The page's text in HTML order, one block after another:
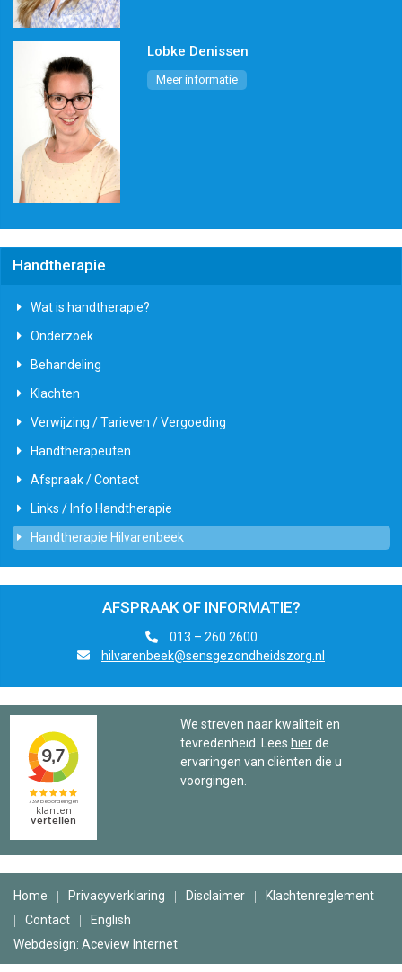
Lobke Denissen
Meer informatie
Handtherapie
Wat is handtherapie?
Onderzoek
Behandeling
Klachten
Verwijzing / Tarieven / Vergoeding
Handtherapeuten
Afspraak / Contact
Links / Info Handtherapie
Handtherapie Hilvarenbeek
AFSPRAAK OF INFORMATIE?
013 – 260 2600
hilvarenbeek@sensgezondheidszorg.nl
We streven naar kwaliteit en
tevredenheid. Lees hierde
ervaringen van cliënten die u
voorgingen.
Home Privacyverklaring Disclaimer
Klachtenreglement
Contact
English
Webdesign: Aceview Internet